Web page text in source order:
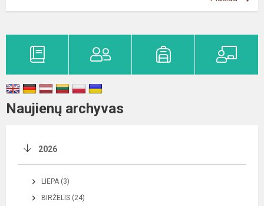
Naujienų archyvas
2026
LIEPA (3)
BIRŽELIS (24)